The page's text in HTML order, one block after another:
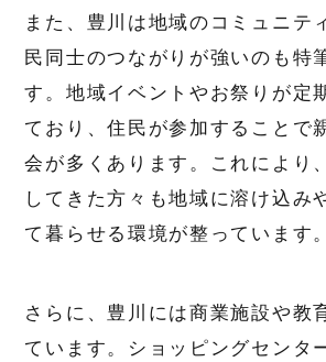
また、豊川は地域のコミュニテ
民同士のつながりが強いのも特
す。地域イベントやお祭りが定
ており、住民が参加することで
会が多くあります。これにより
してきた方々も地域に溶け込み
て暮らせる環境が整っています。
さらに、豊川には商業施設や教
ています。ショッピングセンタ